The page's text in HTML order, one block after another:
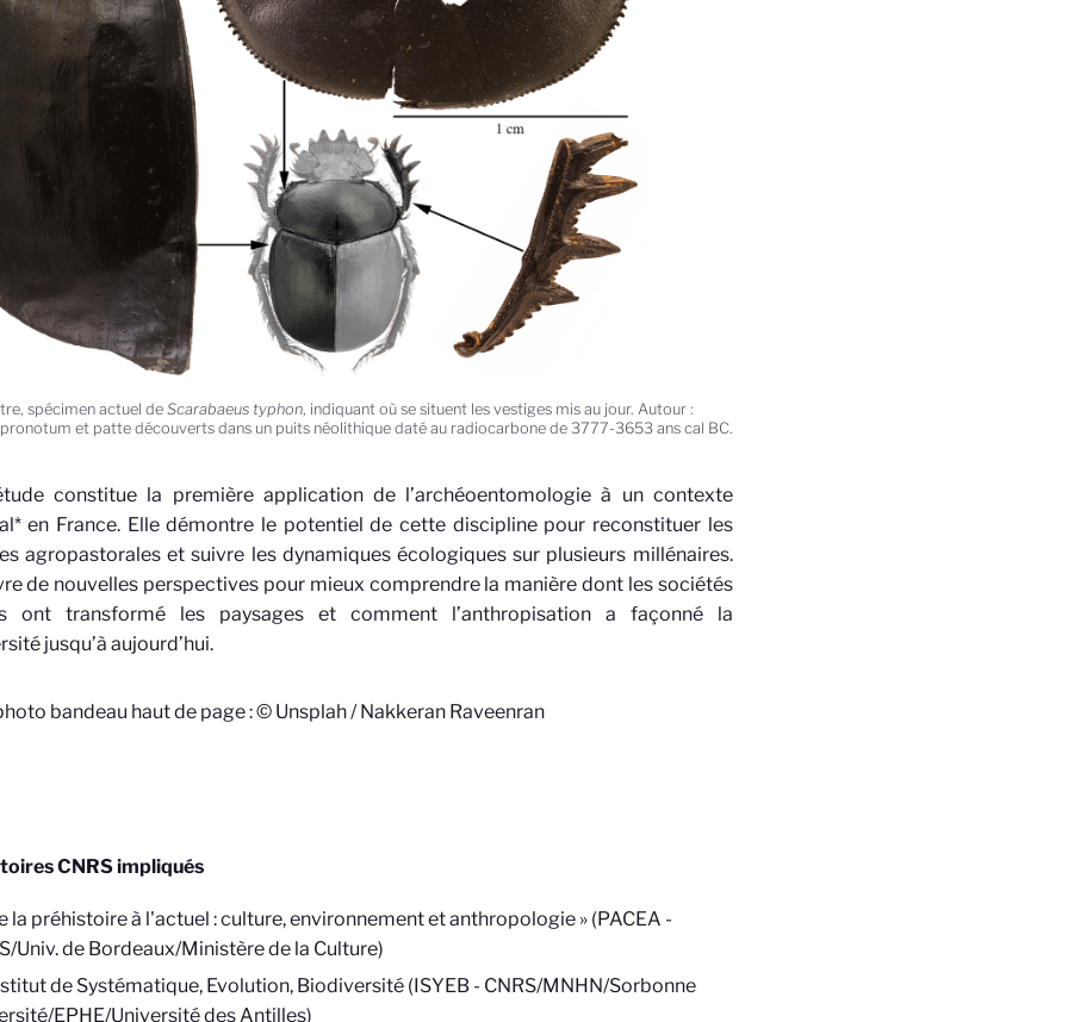
spécimen actuel de Scarabaeus typhon, indiquant où se situent les vestiges mis au jour. Autour :
et patte découverts dans un puits néolithique daté au radiocarbone de 3777-3653 ans cal BC.
constitue la première application de l’archéoentomologie à un contexte
en France. Elle démontre le potentiel de cette discipline pour reconstituer les
agropastorales et suivre les dynamiques écologiques sur plusieurs millénaires.
de nouvelles perspectives pour mieux comprendre la manière dont les sociétés
ont transformé les paysages et comment l’anthropisation a façonné la
jusqu’à aujourd’hui.
bandeau haut de page : © Unsplah / Nakkeran Raveenran
CNRS impliqués
la préhistoire à l'actuel : culture, environnement et anthropologie » (PACEA -
Univ. de Bordeaux/Ministère de la Culture)
de Systématique, Evolution, Biodiversité (ISYEB - CNRS/MNHN/Sorbonne
EPHE/Université des Antilles)